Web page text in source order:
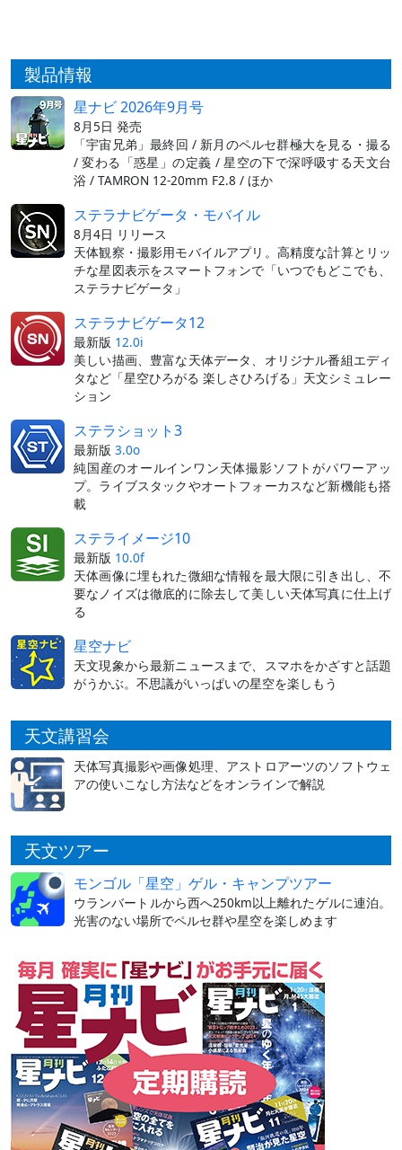
製品情報
星ナビ 2026年9月号
8月5日 発売
「宇宙兄弟」最終回 / 新月のペルセ群極大を見る・撮る
/ 変わる「惑星」の定義 / 星空の下で深呼吸する天文台
浴 / TAMRON 12-20mm F2.8 / ほか
ステラナビゲータ・モバイル
8月4日 リリース
天体観察・撮影用モバイルアプリ。高精度な計算とリッ
チな星図表示をスマートフォンで「いつでもどこでも、
ステラナビゲータ」
ステラナビゲータ12
最新版 12.0i
美しい描画、豊富な天体データ、オリジナル番組エディ
タなど「星空ひろがる 楽しさひろげる」天文シミュレー
ション
ステラショット3
最新版 3.0o
純国産のオールインワン天体撮影ソフトがパワーアッ
プ。ライブスタックやオートフォーカスなど新機能も搭
載
ステライメージ10
最新版 10.0f
天体画像に埋もれた微細な情報を最大限に引き出し、不
要なノイズは徹底的に除去して美しい天体写真に仕上げ
る
星空ナビ
天文現象から最新ニュースまで、スマホをかざすと話題
がうかぶ。不思議がいっぱいの星空を楽しもう
天文講習会
天体写真撮影や画像処理、アストロアーツのソフトウェ
アの使いこなし方法などをオンラインで解説
天文ツアー
モンゴル「星空」ゲル・キャンプツアー
ウランバートルから西へ250km以上離れたゲルに連泊。
光害のない場所でペルセ群や星空を楽しめます